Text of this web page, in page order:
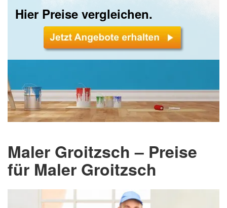
Hier Preise vergleichen.
Maler Groitzsch – Preise
für Maler Groitzsch